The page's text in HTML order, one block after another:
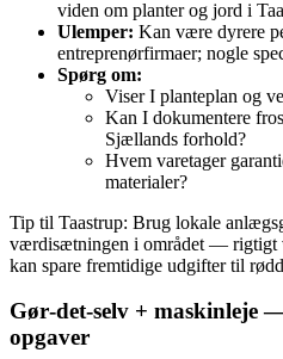
viden om planter og jord i
Ulemper: Kan være dyrere
entreprenørfirmaer; nogle
Spørg om:
Viser I planteplan og
Kan I dokumentere
Sjællands forhold?
Hvem varetager
materialer?
Tip til Taastrup: Brug lokale
værdisætningen i området — rigtigt
kan spare fremtidige udgifter til
Gør‑det‑selv + maskinleje
opgaver